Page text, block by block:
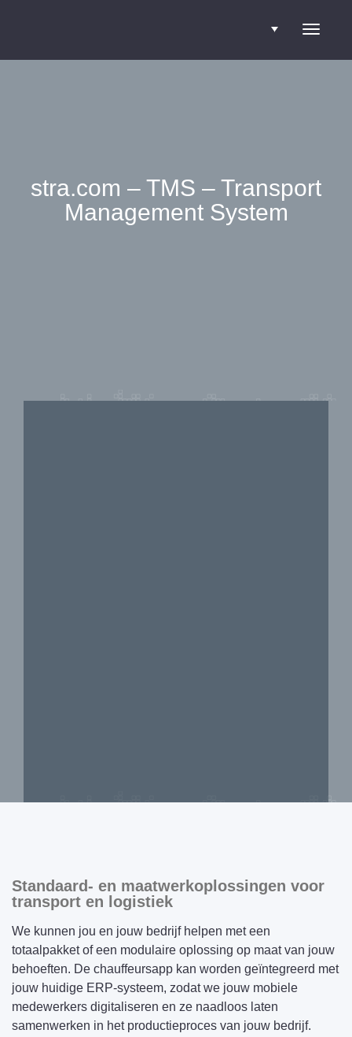
stra.com – TMS – Transport
Management System
Standaard- en maatwerkoplossingen voor
transport en logistiek
We kunnen jou en jouw bedrijf helpen met een
totaalpakket of een modulaire oplossing op maat van jouw
behoeften. De chauffeursapp kan worden geïntegreerd met
jouw huidige ERP-systeem, zodat we jouw mobiele
medewerkers digitaliseren en ze naadloos laten
samenwerken in het productieproces van jouw bedrijf.